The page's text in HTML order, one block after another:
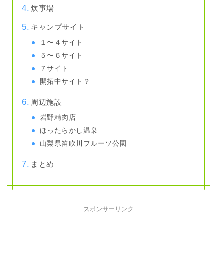
炊事場
キャンプサイト
１〜４サイト
５〜６サイト
７サイト
開拓中サイト？
周辺施設
岩野精肉店
ほったらかし温泉
山梨県笛吹川フルーツ公園
まとめ
スポンサーリンク